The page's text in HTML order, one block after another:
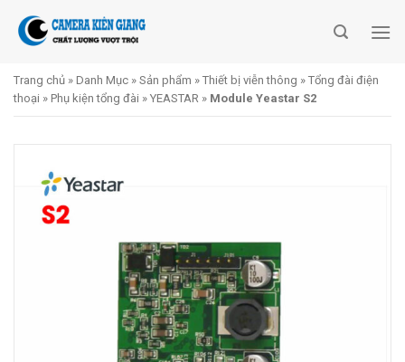
Trang chủ » Danh Mục » Sản phẩm » Thiết bị viễn thông » Tổng đài điện
thoại » Phụ kiện tổng đài » YEASTAR » Module Yeastar S2